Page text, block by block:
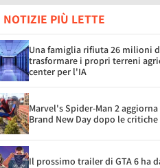
NOTIZIE PIÙ LETTE
Una famiglia rifiuta 26 milioni
trasformare i propri terreni
center per l'IA
Marvel's Spider-Man 2
Brand New Day dopo le
Il prossimo trailer di GTA 6 ha